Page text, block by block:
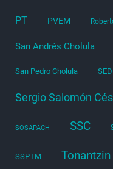
PT PVEM
San Andrés Cholula
San Pedro Cholula
Sergio Salomón
SOSAPACH SSC
SSPTM